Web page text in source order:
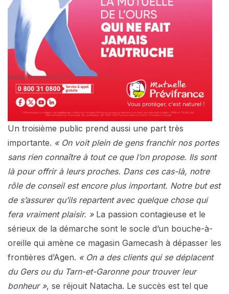
Un troisième public prend aussi une part très
importante. « On voit plein de gens franchir nos portes
sans rien connaître à tout ce que l’on propose. Ils sont
là pour offrir à leurs proches. Dans ces cas-là, notre
rôle de conseil est encore plus important. Notre but est
de s’assurer qu’ils repartent avec quelque chose qui
fera vraiment plaisir. » La passion contagieuse et le
sérieux de la démarche sont le socle d’un bouche-à-
oreille qui amène ce magasin Gamecash à dépasser les
frontières d’Agen. « On a des clients qui se déplacent
du Gers ou du Tarn-et-Garonne pour trouver leur
bonheur », se réjouit Natacha. Le succès est tel que